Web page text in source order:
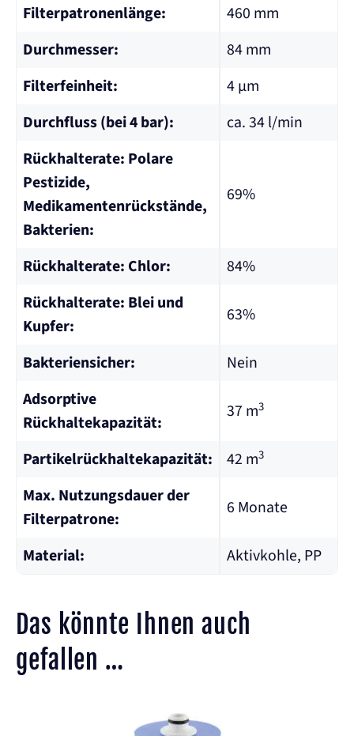
Filterpatronenlänge:
460 mm
Durchmesser:
84 mm
Filterfeinheit:
4 µm
Durchfluss (bei 4 bar):
ca. 34 l/min
Rückhalterate: Polare
Pestizide,
Medikamentenrückstände,
Bakterien:
69%
Rückhalterate: Chlor:
84%
Rückhalterate: Blei und
Kupfer:
63%
Bakteriensicher:
Nein
Adsorptive
Rückhaltekapazität:
37 m3
Partikelrückhaltekapazität: 42 m3
Max. Nutzungsdauer der
Filterpatrone:
6 Monate
Material: Aktivkohle, PP
Das könnte Ihnen auch
gefallen …